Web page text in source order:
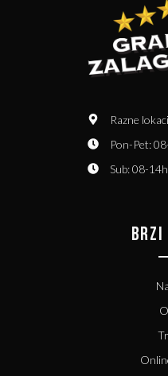
Razne
Pon-Pet:
Sub: 08-14h